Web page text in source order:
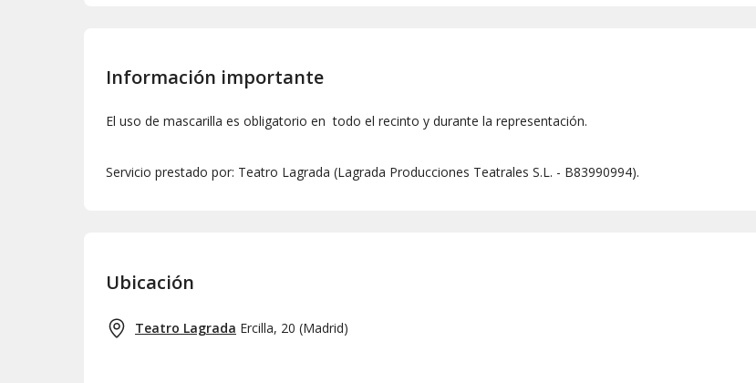
Información importante
El uso de mascarilla es obligatorio en todo el recinto y durante la representación.
Servicio prestado por: Teatro Lagrada (Lagrada Producciones Teatrales S.L. - B83990994).
Ubicación
Teatro Lagrada Ercilla, 20 (Madrid)